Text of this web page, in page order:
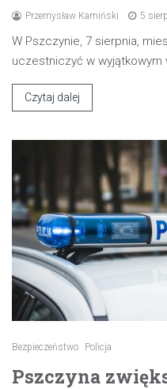
Przemysław Kamiński 5
W Pszczynie, 7 sierpnia,
uczestniczyć w wyjątkowym
Czytaj dalej
Bezpieczeństwo Policja
Pszczyna